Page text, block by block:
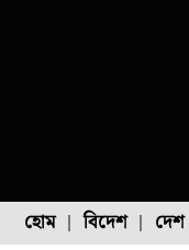
হোম বিদেশ দেশ